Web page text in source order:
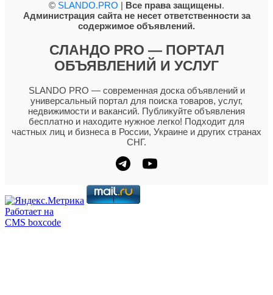
© SLANDO.PRO | Все права защищены.
Администрация сайта не несет ответственности за
содержимое объявлений.
СЛАНДО PRO — ПОРТАЛ
ОБЪЯВЛЕНИЙ И УСЛУГ
SLANDO PRO — современная доска объявлений и
универсальный портал для поиска товаров, услуг,
недвижимости и вакансий. Публикуйте объявления
бесплатно и находите нужное легко! Подходит для
частных лиц и бизнеса в России, Украине и других странах
СНГ.
Работает на
CMS boxcode